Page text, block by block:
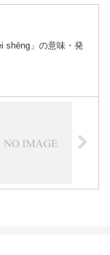
shēng」の意味・発